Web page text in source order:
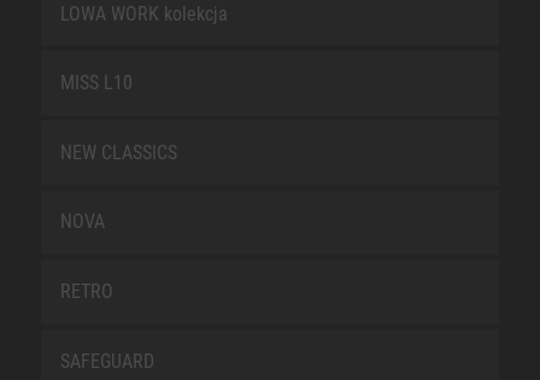
LOWA WORK kolekcja
MISS L10
NEW CLASSICS
NOVA
RETRO
SAFEGUARD